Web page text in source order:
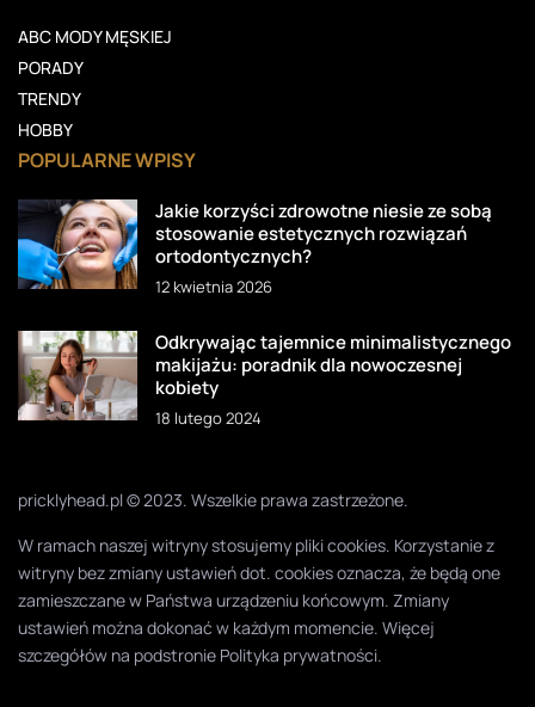
ABC MODY MĘSKIEJ
PORADY
TRENDY
HOBBY
POPULARNE WPISY
Jakie korzyści zdrowotne niesie ze sobą
stosowanie estetycznych rozwiązań
ortodontycznych?
12 kwietnia 2026
Odkrywając tajemnice minimalistycznego
makijażu: poradnik dla nowoczesnej
kobiety
18 lutego 2024
pricklyhead.pl © 2023. Wszelkie prawa zastrzeżone.
W ramach naszej witryny stosujemy pliki cookies. Korzystanie z
witryny bez zmiany ustawień dot. cookies oznacza, że będą one
zamieszczane w Państwa urządzeniu końcowym. Zmiany
ustawień można dokonać w każdym momencie. Więcej
szczegółów na podstronie Polityka prywatności.